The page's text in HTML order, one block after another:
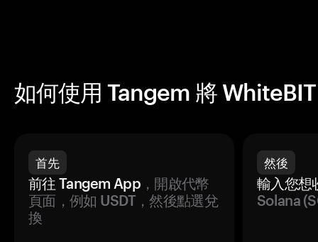
如何使用 Tangem 將
首先
前往 Tangem App，開啟代幣
頁面，例如 USDT，然後點選兌
換
然後
輸入您想
Solana